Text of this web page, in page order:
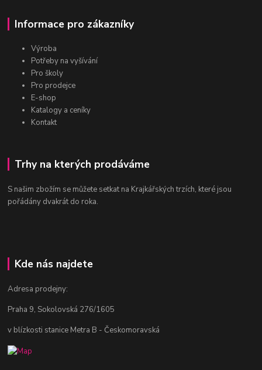
Informace pro zákazníky
Výroba
Potřeby na vyšívání
Pro školy
Pro prodejce
E-shop
Katalogy a ceníky
Kontakt
Trhy na kterých prodáváme
S našim zbožím se můžete setkat na Krajkářských trzích, které jsou
pořádány dvakrát do roka.
Kde nás najdete
Adresa prodejny:
Praha 9, Sokolovská 276/1605
v blízkosti stanice Metra B - Českomoravská